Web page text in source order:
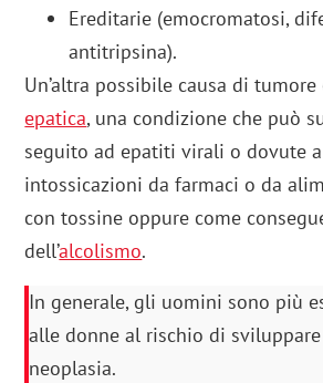
Ereditarie (emocromatosi,
antitripsina).
Un’altra possibile causa di tumore
epatica, una condizione che può
seguito ad epatiti virali o dovute
intossicazioni da farmaci o da
con tossine oppure come
dell’alcolismo.
In generale, gli uomini sono più
alle donne al rischio di
neoplasia.